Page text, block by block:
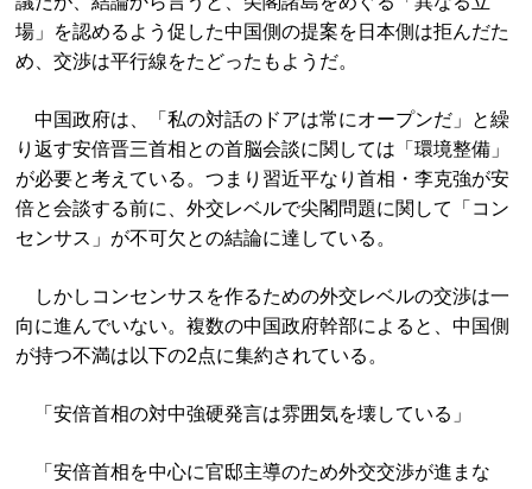
場」を認めるよう促した中国側の提案を日本側は拒んだた
め、交渉は平行線をたどったもようだ。
中国政府は、「私の対話のドアは常にオープンだ」と繰
り返す安倍晋三首相との首脳会談に関しては「環境整備」
が必要と考えている。つまり習近平なり首相・李克強が安
倍と会談する前に、外交レベルで尖閣問題に関して「コン
センサス」が不可欠との結論に達している。
しかしコンセンサスを作るための外交レベルの交渉は一
向に進んでいない。複数の中国政府幹部によると、中国側
が持つ不満は以下の2点に集約されている。
「安倍首相の対中強硬発言は雰囲気を壊している」
「安倍首相を中心に官邸主導のため外交交渉が進まな